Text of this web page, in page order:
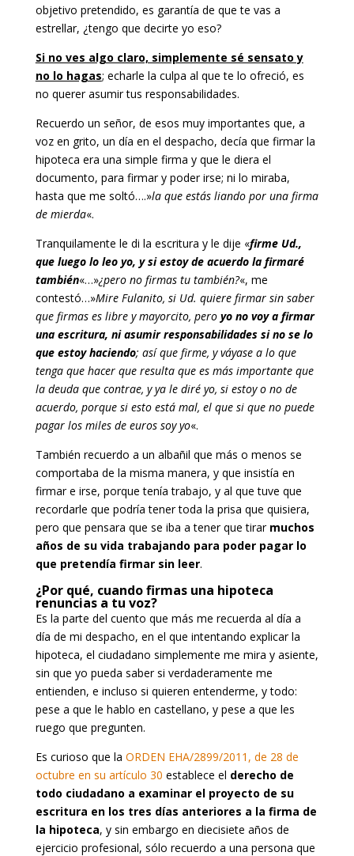
objetivo pretendido, es garantía de que te vas a
estrellar, ¿tengo que decirte yo eso?
Si no ves algo claro, simplemente sé sensato y
no lo hagas; echarle la culpa al que te lo ofreció, es
no querer asumir tus responsabilidades.
Recuerdo un señor, de esos muy importantes que, a
voz en grito, un día en el despacho, decía que firmar la
hipoteca era una simple firma y que le diera el
documento, para firmar y poder irse; ni lo miraba,
hasta que me soltó….»la que estás liando por una firma
de mierda«.
Tranquilamente le di la escritura y le dije «firme Ud.,
que luego lo leo yo, y si estoy de acuerdo la firmaré
también«…»¿pero no firmas tu también?«, me
contestó…»Mire Fulanito, si Ud. quiere firmar sin saber
que firmas es libre y mayorcito, peroyo no voy a firmar
una escritura, ni asumir responsabilidades si no se lo
que estoy haciendo; así que firme, y váyase a lo que
tenga que hacer que resulta que es más importante que
la deuda que contrae, y ya le diré yo, si estoy o no de
acuerdo, porque si esto está mal, el que si que no puede
pagar los miles de euros soy yo«.
También recuerdo a un albañil que más o menos se
comportaba de la misma manera, y que insistía en
firmar e irse, porque tenía trabajo, y al que tuve que
recordarle que podría tener toda la prisa que quisiera,
pero que pensara que se iba a tener que tirar muchos
años de su vida trabajando para poder pagar lo
que pretendía firmar sin leer.
¿Por qué, cuando firmas una hipoteca
renuncias a tu voz?
Es la parte del cuento que más me recuerda al día a
día de mi despacho, en el que intentando explicar la
hipoteca, el ciudadano simplemente me mira y asiente,
sin que yo pueda saber si verdaderamente me
entienden, e incluso si quieren entenderme, y todo:
pese a que le hablo en castellano, y pese a que les
ruego que pregunten.
Es curioso que la ORDEN EHA/2899/2011, de 28 de
octubre en su artículo 30 establece el derecho de
todo ciudadano a examinar el proyecto de su
escritura en los tres días anteriores a la firma de
la hipoteca, y sin embargo en diecisiete años de
ejercicio profesional, sólo recuerdo a una persona que